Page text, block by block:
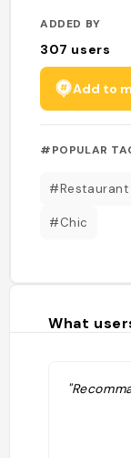
ADDED BY
307 users
Add to
#POPULAR
#Restaurant
#Chic
What